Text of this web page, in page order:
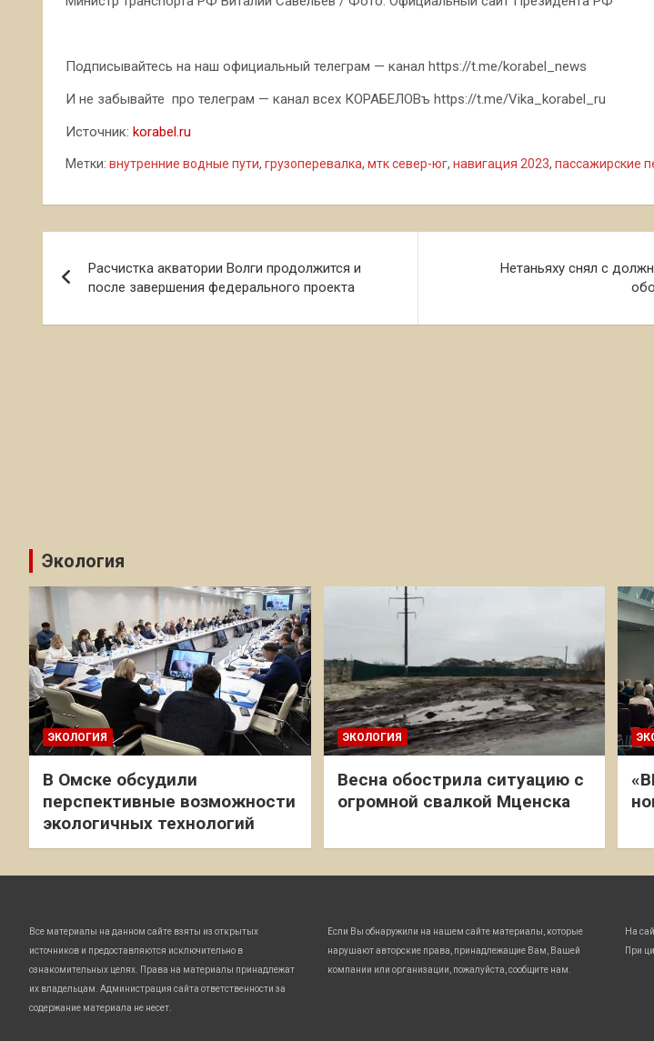
Подписывайтесь на наш официальный телеграм — канал https://t.me/korabel_news
И не забывайте про телеграм — канал всех КОРАБЕЛОВъ https://t.me/Vika_korabel_ru
Источник: korabel.ru
Метки: внутренние водные пути, грузоперевалка, мтк север-юг, навигация 2023, пассажирские
по
записям
Расчистка акватории Волги продолжится и
после завершения федерального проекта
Нетаньяху снял с
Экология
ЭКОЛОГИЯ
В Омске обсудили
перспективные возможности
экологичных технологий
ЭКОЛОГИЯ
Весна обострила ситуацию с
огромной свалкой Мценска
Все материалы на данном сайте взяты из открытых
источников и предоставляются исключительно в
ознакомительных целях. Права на материалы принадлежат
их владельцам. Администрация сайта ответственности за
содержание материала не несет.
Если Вы обнаружили на нашем сайте материалы, которые
нарушают авторские права, принадлежащие Вам, Вашей
компании или организации, пожалуйста, сообщите нам.
На
При